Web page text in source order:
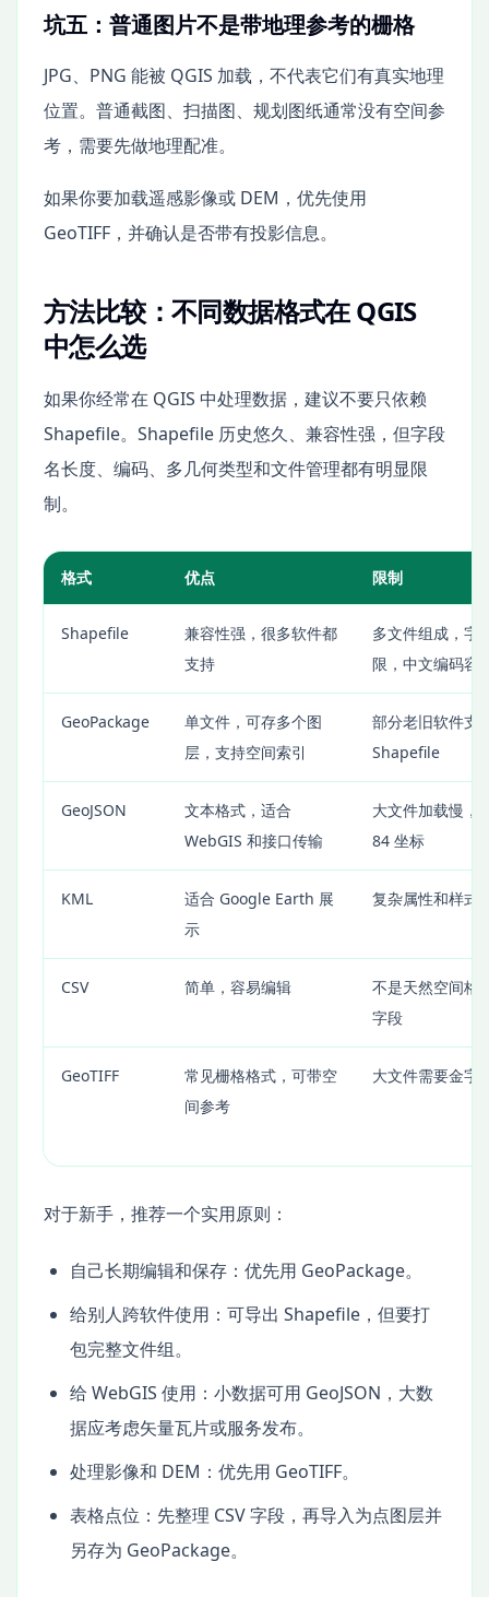
坑五：普通图片不是带地理参考的栅格
JPG、PNG 能被 QGIS 加载，不代表它们有真实地理
位置。普通截图、扫描图、规划图纸通常没有空间参
考，需要先做地理配准。
如果你要加载遥感影像或 DEM，优先使用
GeoTIFF，并确认是否带有投影信息。
方法比较：不同数据格式在 QGIS
中怎么选
如果你经常在 QGIS 中处理数据，建议不要只依赖
Shapefile。Shapefile 历史悠久、兼容性强，但字段
名长度、编码、多几何类型和文件管理都有明显限
制。
格式 优点 限制
Shapefile
兼容性强，很多软件都
支持
多文件组成，字
限，中文编码容
GeoPackage
单文件，可存多个图
层，支持空间索引
部分老旧软件支
Shapefile
GeoJSON
文本格式，适合
WebGIS 和接口传输
大文件加载慢，
84 坐标
KML
适合 Google Earth 展
示
复杂属性和样式
CSV 简单，容易编辑
不是天然空间格
字段
GeoTIFF
常见栅格格式，可带空
间参考
大文件需要金字
对于新手，推荐一个实用原则：
自己长期编辑和保存：优先用 GeoPackage。
给别人跨软件使用：可导出 Shapefile，但要打
包完整文件组。
给 WebGIS 使用：小数据可用 GeoJSON，大数
据应考虑矢量瓦片或服务发布。
处理影像和 DEM：优先用 GeoTIFF。
表格点位：先整理 CSV 字段，再导入为点图层并
另存为 GeoPackage。